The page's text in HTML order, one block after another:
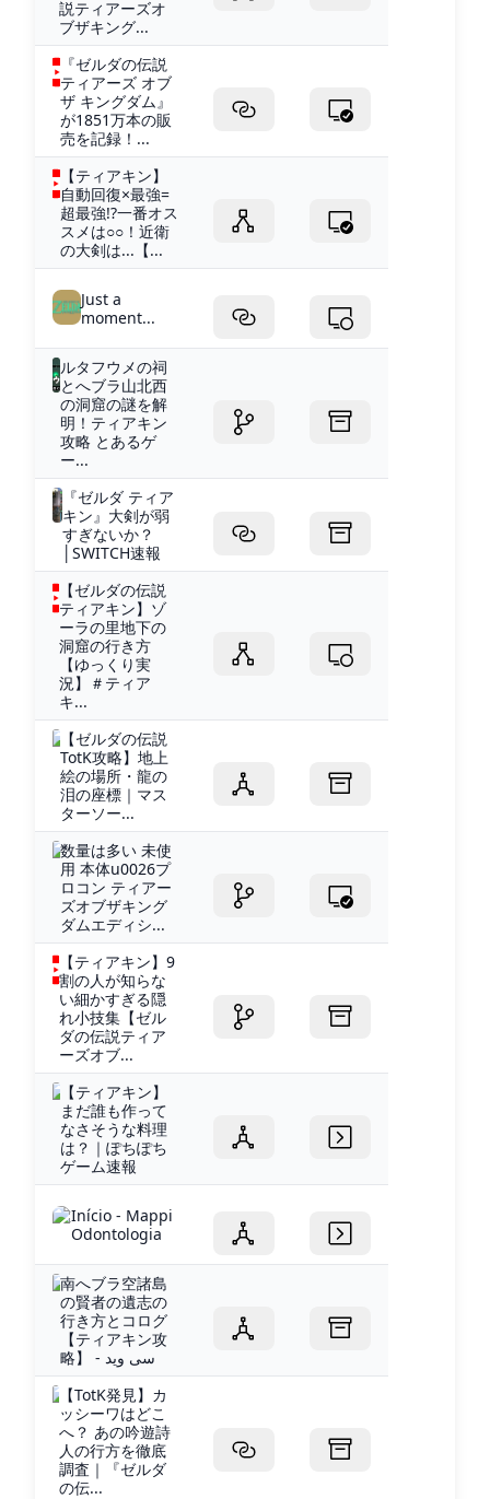
説ティアーズオ
ブザキング...
『ゼルダの伝説
ティアーズ オブ
ザ キングダム』
が1851万本の販
売を記録！...
【ティアキン】
自動回復×最強=
超最強!?一番オス
スメは○○！近衛
の大剣は...【...
Just a
moment...
ルタフウメの祠
とへブラ山北西
の洞窟の謎を解
明！ティアキン
攻略 とあるゲ
ー...
『ゼルダ ティア
キン』大剣が弱
すぎないか？
│SWITCH速報
【ゼルダの伝説
ティアキン】ゾ
ーラの里地下の
洞窟の行き方
【ゆっくり実
況】＃ティア
キ...
【ゼルダの伝説
TotK攻略】地上
絵の場所・龍の
泪の座標｜マス
ターソー...
数量は多い 未使
用 本体u0026プ
ロコン ティアー
ズオブザキング
ダムエディシ...
【ティアキン】9
割の人が知らな
い細かすぎる隠
れ小技集【ゼル
ダの伝説ティア
ーズオブ...
【ティアキン】
まだ誰も作って
なさそうな料理
は？｜ぽちぽち
ゲーム速報
Início - Mappi
Odontologia
南へブラ空諸島
の賢者の遺志の
行き方とコログ
【ティアキン攻
略】 - سی وید
【TotK発見】カ
ッシーワはどこ
へ？ あの吟遊詩
人の行方を徹底
調査｜『ゼルダ
の伝...